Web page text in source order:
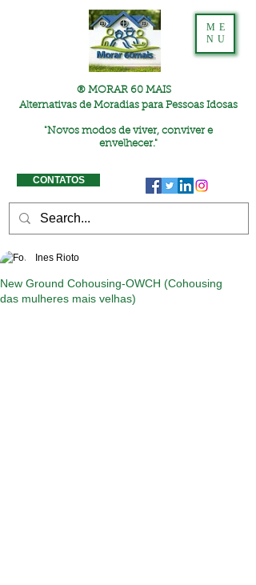
® MORAR 60 MAIS
Alternativas de Moradias para Pessoas Idosas
"Novos modos de viver, conviver e
envelhecer."
ME
NU
CONTATOS
New Ground Cohousing-OWCH (Cohousing
das mulheres mais velhas)
Ines Rioto